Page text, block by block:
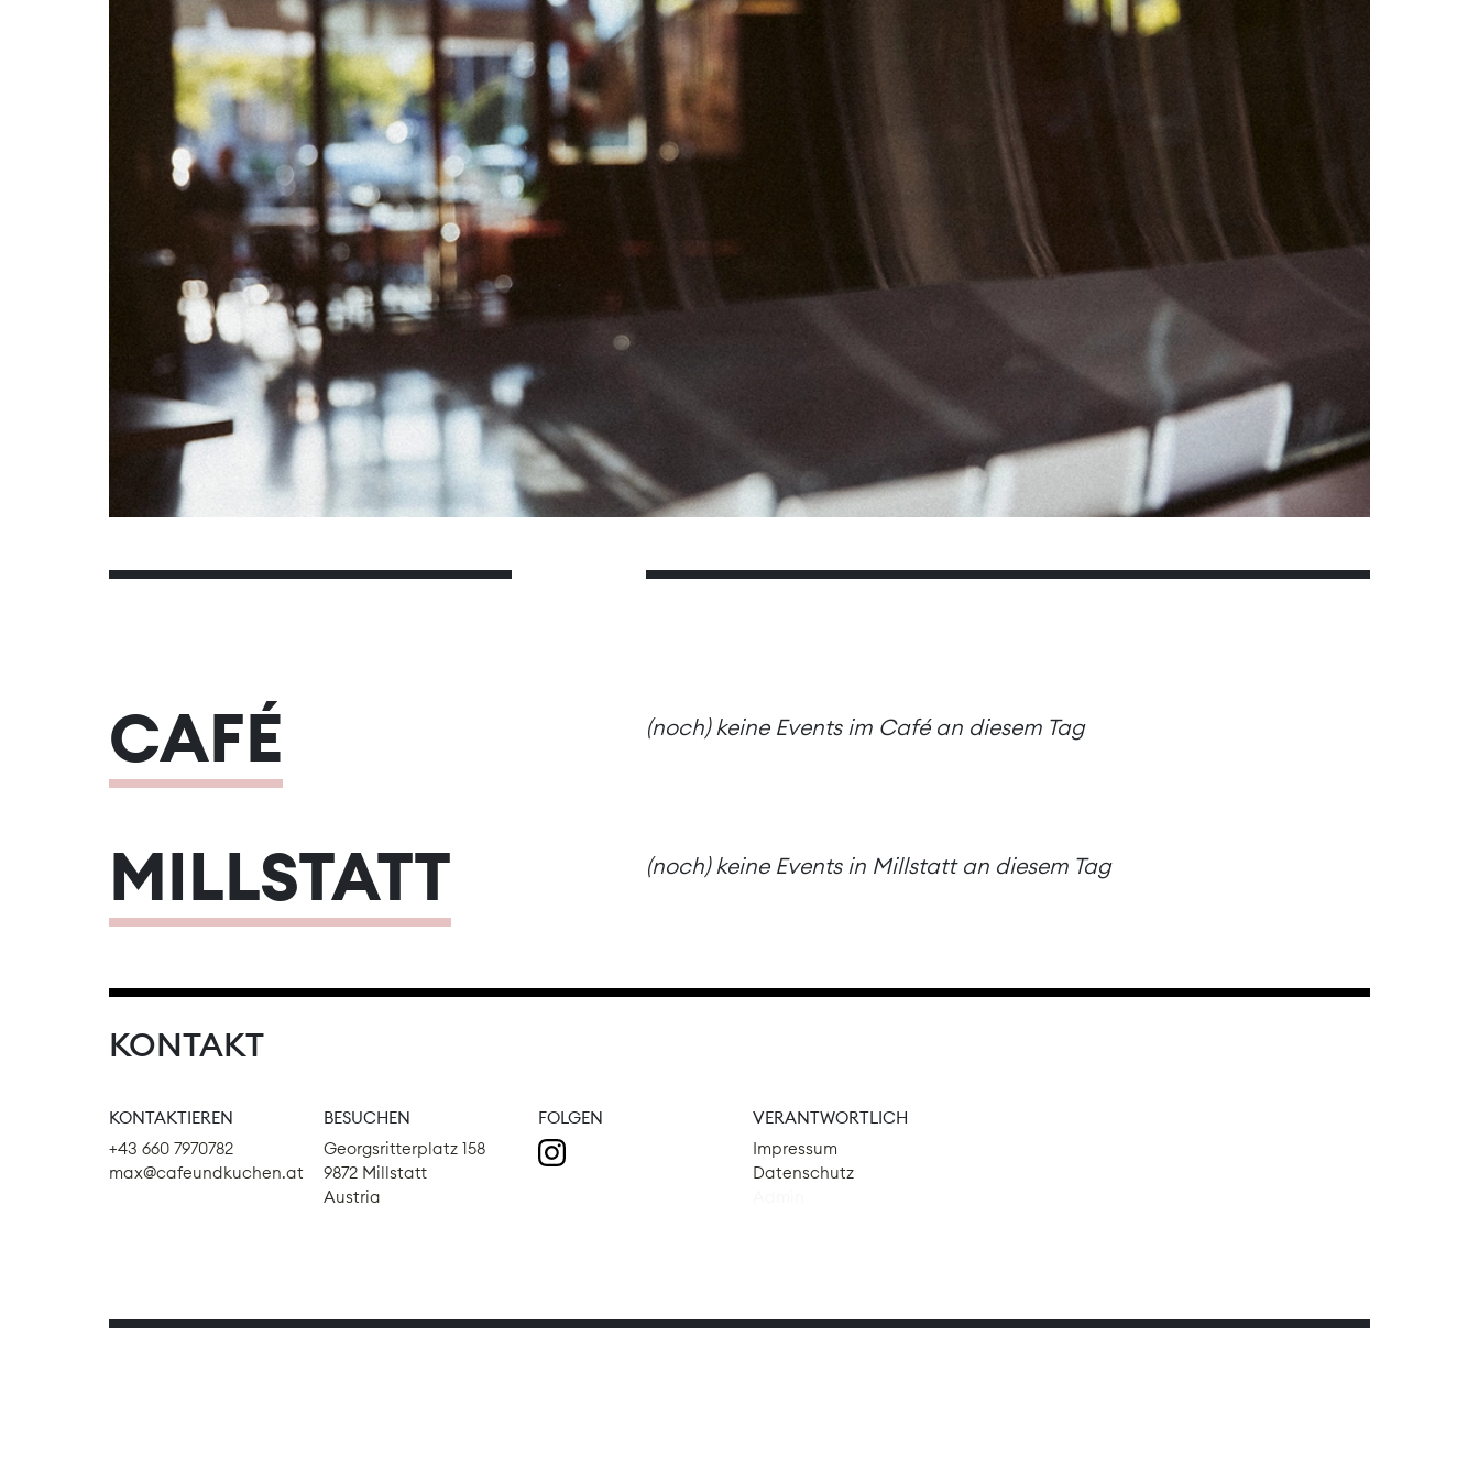
07
08 09 10
13
14
15 16 17 18 19
20
21
22 23 25
27
28
29 30 31
CAFÉ (noch) keine Events im Café an diesem Tag
MILLSTATT (noch) keine Events in Millstatt an diesem Tag
KONTAKT
KONTAKTIEREN
+43 660 7970782
max@cafeundkuchen.at
BESUCHEN
Georgsritterplatz 158
9872 Millstatt
Austria
FOLGEN
VERANTWORTLICH
Impressum
Datenschutz